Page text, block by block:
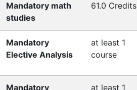
Mandatory math
studies
61.0 Credits
Mandatory
Elective Analysis
at least 1
course
Mandatory
at least 1